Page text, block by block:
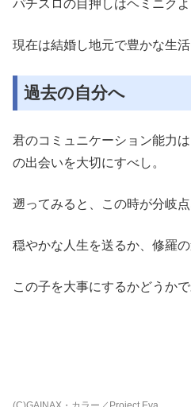
パチスロの目押しはヘミニクよ
現在は結婚し地元で豊かな生活
過去の自分へ
君のコミュニケーション能力
の出会いを大切にすべし。
遡ってみると、この時が分岐点
穏やかな人生を送るか、修羅の
この子を大事にするかどうかで